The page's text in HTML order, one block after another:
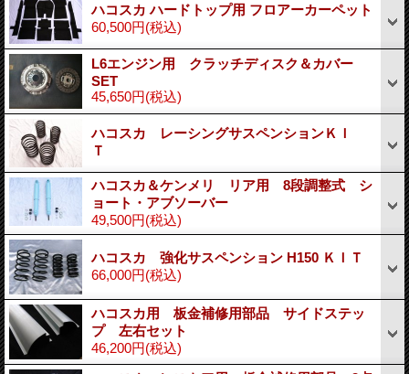
ハコスカ ハードトップ用 フロアーカーペット
60,500円(税込)
L6エンジン用 クラッチディスク＆カバー
SET
45,650円(税込)
ハコスカ レーシングサスペンションＫＩ
Ｔ
ハコスカ＆ケンメリ リア用 8段調整式 シ
ョート・アブソーバー
49,500円(税込)
ハコスカ 強化サスペンション H150 ＫＩＴ
66,000円(税込)
ハコスカ用 板金補修用部品 サイドステッ
プ 左右セット
46,200円(税込)